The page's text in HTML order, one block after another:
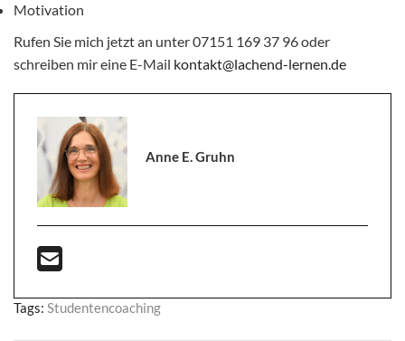
Motivation
Rufen Sie mich jetzt an unter 07151 169 37 96 oder
schreiben mir eine E-Mail kontakt@lachend-lernen.de
Anne E. Gruhn
Tags: Studentencoaching